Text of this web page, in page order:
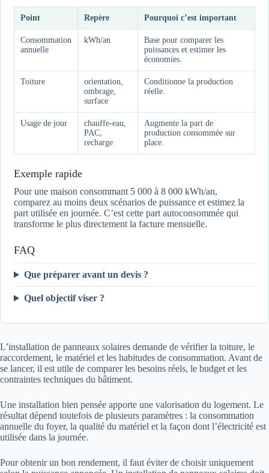
Point Repère Pourquoi c’est important
Consommation
annuelle
kWh/an
Base pour comparer les
puissances et estimer les
économies.
Toiture
orientation,
ombrage,
surface
Conditionne la production
réelle.
Usage de jour
chauffe-eau,
PAC,
recharge
Augmente la part de
production consommée sur
place.
Exemple rapide
Pour une maison consommant 5 000 à 8 000 kWh/an,
comparez au moins deux scénarios de puissance et estimez la
part utilisée en journée. C’est cette part autoconsommée qui
transforme le plus directement la facture mensuelle.
FAQ
Que préparer avant un devis ?
Quel objectif viser ?
L’installation de panneaux solaires demande de vérifier la toiture, le
raccordement, le matériel et les habitudes de consommation. Avant de
se lancer, il est utile de comparer les besoins réels, le budget et les
contraintes techniques du bâtiment.
Une installation bien pensée apporte une valorisation du logement. Le
résultat dépend toutefois de plusieurs paramètres : la consommation
annuelle du foyer, la qualité du matériel et la façon dont l’électricité est
utilisée dans la journée.
Pour obtenir un bon rendement, il faut éviter de choisir uniquement